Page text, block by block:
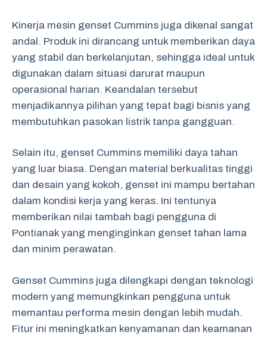
Kinerja mesin genset Cummins juga dikenal sangat
andal. Produk ini dirancang untuk memberikan daya
yang stabil dan berkelanjutan, sehingga ideal untuk
digunakan dalam situasi darurat maupun
operasional harian. Keandalan tersebut
menjadikannya pilihan yang tepat bagi bisnis yang
membutuhkan pasokan listrik tanpa gangguan.
Selain itu, genset Cummins memiliki daya tahan
yang luar biasa. Dengan material berkualitas tinggi
dan desain yang kokoh, genset ini mampu bertahan
dalam kondisi kerja yang keras. Ini tentunya
memberikan nilai tambah bagi pengguna di
Pontianak yang menginginkan genset tahan lama
dan minim perawatan.
Genset Cummins juga dilengkapi dengan teknologi
modern yang memungkinkan pengguna untuk
memantau performa mesin dengan lebih mudah.
Fitur ini meningkatkan kenyamanan dan keamanan